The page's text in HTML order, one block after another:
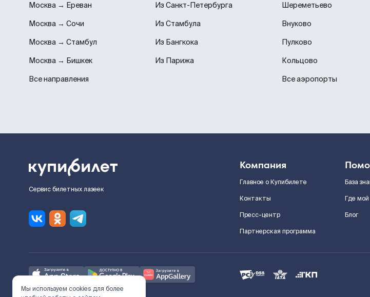
Москва → Ереван
Москва → Сочи
Москва → Стамбул
Москва → Бишкек
Все направления
Из Санкт-Петербурга
Из Стамбула
Из Бангкока
Из Парижа
Шереметьево
Внуково
Пулково
Кольцово
Все аэропорты
Сервис билетных лазеек
Компания
Главное о Купибилете
Контакты
Пресс-центр
Партнерская программа
База
Где
Блог
Мы используем cookies для более